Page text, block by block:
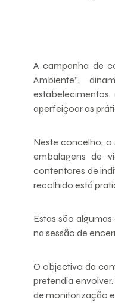
A campanha de
Ambiente”,
aperfeiçoar as
Neste concelho, o
embalagens de
contentores de
recolhido está
Estas são
na sessão de
O objectivo da
pretendia
de monitorização